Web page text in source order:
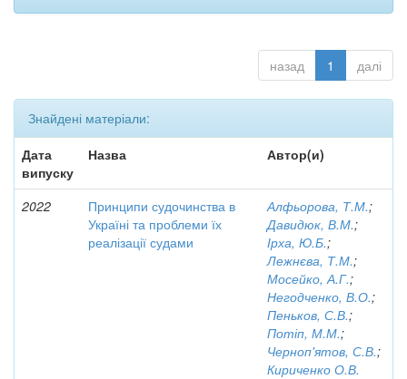
назад 1 далі
Знайдені матеріали:
Дата
випуску
Назва Автор(и)
2022
Принципи судочинства в
Україні та проблеми їх
реалізації судами
Алфьорова, Т.М.;
Давидюк, В.М.;
Ірха, Ю.Б.;
Лежнєва, Т.М.;
Мосейко, А.Г.;
Негодченко, В.О.;
Пеньков, С.В.;
Потіп, М.М.;
Черноп'ятов, С.В.;
Кириченко О.В.